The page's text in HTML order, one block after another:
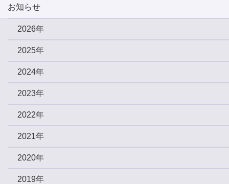
お知らせ
2026年
2025年
2024年
2023年
2022年
2021年
2020年
2019年